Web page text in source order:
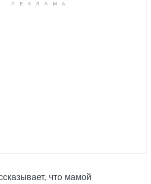
что мамой